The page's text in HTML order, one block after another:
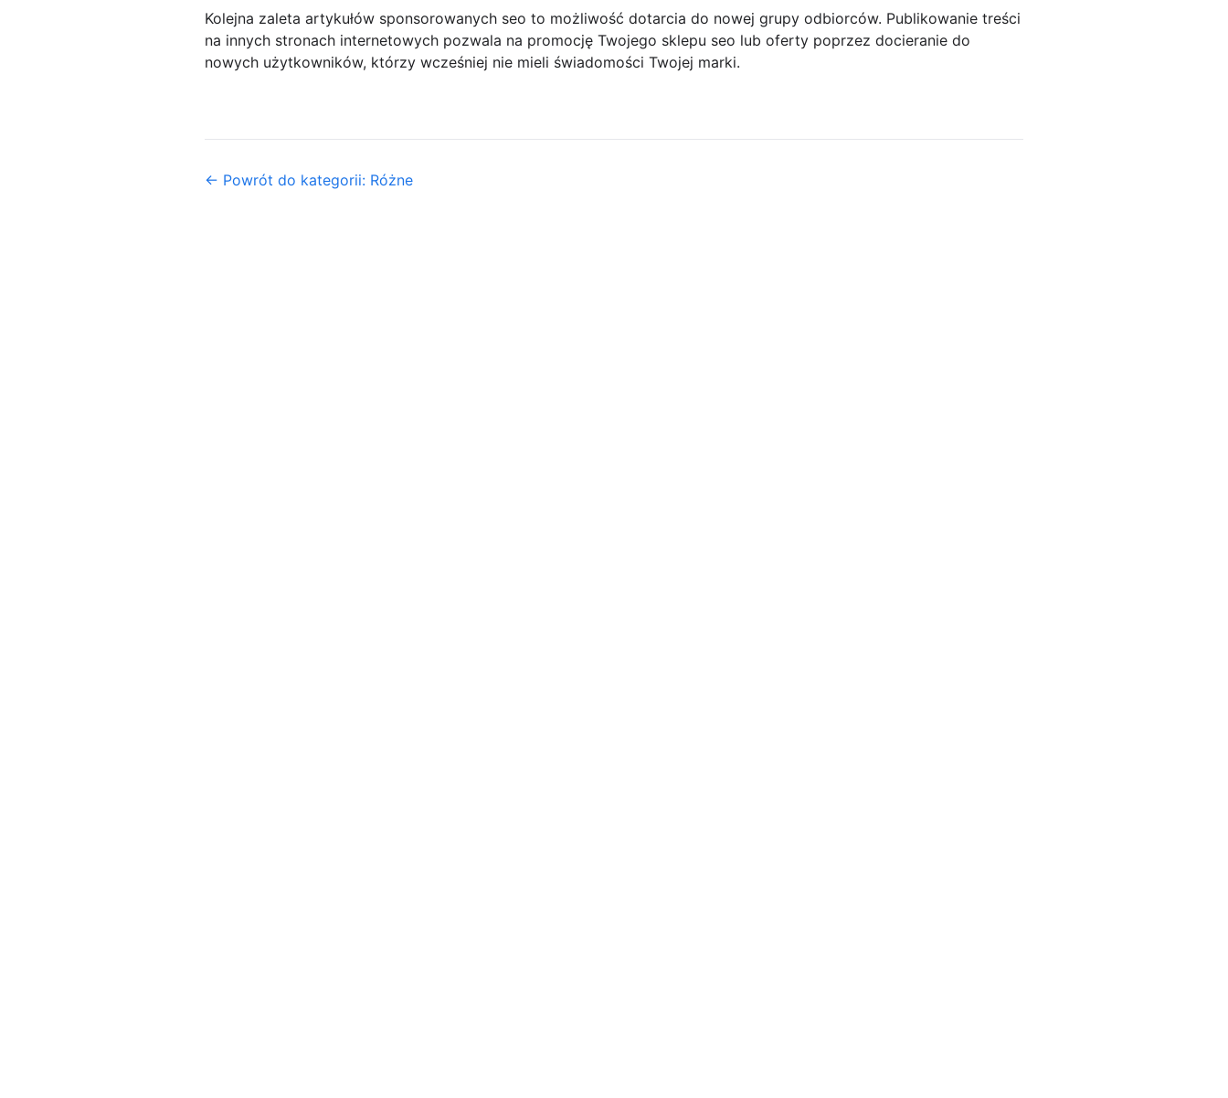
Kolejna zaleta artykułów sponsorowanych seo to możliwość dotarcia do nowej grupy odbiorców. Publikowanie treści
na innych stronach internetowych pozwala na promocję Twojego sklepu seo lub oferty poprzez docieranie do
nowych użytkowników, którzy wcześniej nie mieli świadomości Twojej marki.
← Powrót do kategorii: Różne